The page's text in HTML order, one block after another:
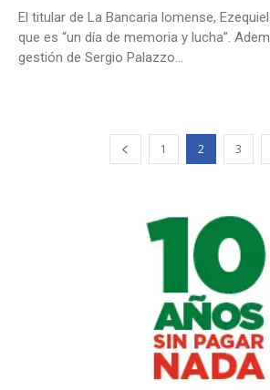
El titular de La Bancaria lomense,
que es “un día de memoria y lucha”.
gestión de Sergio Palazzo...
1 2 3